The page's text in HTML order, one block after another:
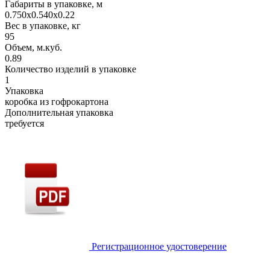
Габариты в упаковке, м
0.750x0.540x0.22
Вес в упаковке, кг
95
Объем, м.куб.
0.89
Количество изделий в упаковке
1
Упаковка
коробка из гофрокартона
Дополнительная упаковка
требуется
Регистрационное удостоверение